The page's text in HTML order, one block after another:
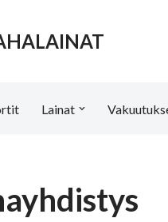
Lainat